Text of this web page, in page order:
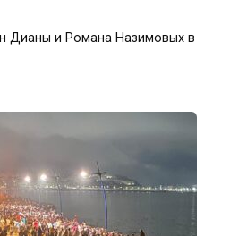
Дианы и Романа Назимовых в